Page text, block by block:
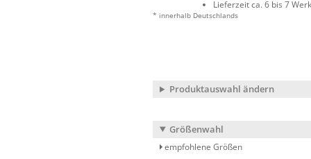
Lieferzeit ca. 6 bis 7
* innerhalb Deutschlands
Produktauswahl ändern
Größenwahl
empfohlene Größen